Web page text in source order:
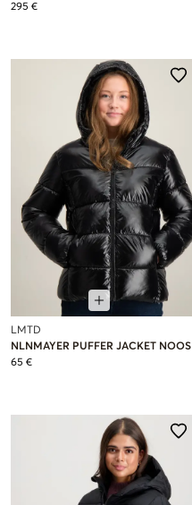
295 €
LMTD
NLNMAYER PUFFER JACKET NOOS
65 €